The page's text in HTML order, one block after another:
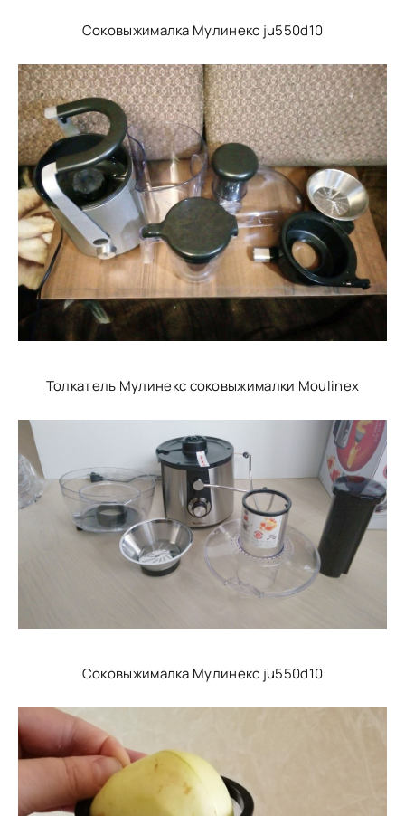
Соковыжималка Мулинекс ju550d10
Толкатель Мулинекс соковыжималки Moulinex
Соковыжималка Мулинекс ju550d10